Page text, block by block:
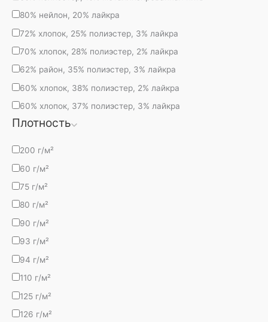
80% нейлон, 20% лайкра
72% хлопок, 25% полиэстер, 3% лайкра
70% хлопок, 28% полиэстер, 2% лайкра
62% район, 35% полиэстер, 3% лайкра
60% хлопок, 38% полиэстер, 2% лайкра
60% хлопок, 37% полиэстер, 3% лайкра
Плотность
200 г/м²
60 г/м²
75 г/м²
80 г/м²
90 г/м²
93 г/м²
94 г/м²
110 г/м²
125 г/м²
126 г/м²